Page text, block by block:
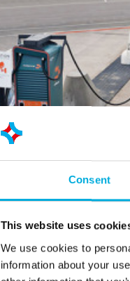
Consent
This website uses
We use cookies to
information about your